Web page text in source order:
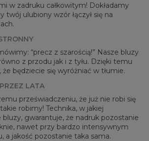
w zadruku całkowitym! Dokładamy
twój ulubiony wzór łączył się na
“precz z szarością!” Nasze bluzy
z przodu jak i z tyłu. Dzięki temu
będziecie się wyróżniać w tłumie.
LATA
przeświadczeniu, że już nie robi się
robimy! Technika, w jakiej
gwarantuje, że nadruk pozostanie
nawet przy bardzo intensywnym
a jakość pozostanie taka sama.